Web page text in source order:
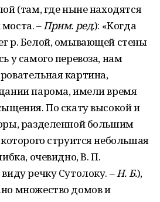
(там, где ныне находятся
–Прим. ред.): «Когда
р. Белой, омывающей стены
у самого перевоза, нам
картина,
парома, имели время
По скату высокой и
разделенной большим
струится небольшая
очевидно, В. П.
речку Сутолоку. –Н. Б.),
множество домов и